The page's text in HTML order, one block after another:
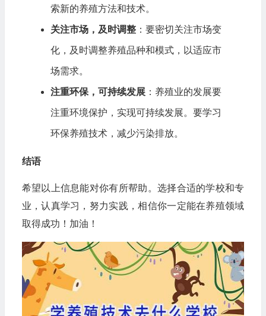
索新的养殖方法和技术。
关注市场，及时调整：要密切关注市场变
化，及时调整养殖品种和模式，以适应市
场需求。
注重环保，可持续发展：养殖业的发展要
注重环境保护，实现可持续发展。要学习
环保养殖技术，减少污染排放。
结语
希望以上信息能对你有所帮助。选择合适的学校和专
业，认真学习，努力实践，相信你一定能在养殖领域
取得成功！加油！